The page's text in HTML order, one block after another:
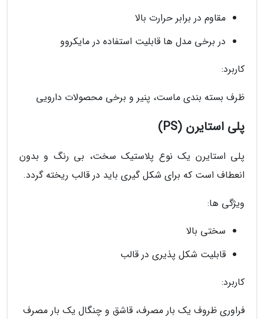
مقاوم در برابر حرارت بالا
در برخی مدل ها قابلیت استفاده در مایکروو
کاربرد:
ظرف بسته بندی ماست، پنیر و برخی محصولات دارویی
پلی استایرن (PS)
پلی استایرن یک نوع پلاستیک سخت، بی رنگ و بدون
انعطاف است که برای شکل گیری باید در قالب ریخته گردد.
ویژگی ها:
سختی بالا
قابلیت شکل پذیری در قالب
کاربرد:
فراوری ظروف یک بار مصرف، قاشق و چنگال یک بار مصرف